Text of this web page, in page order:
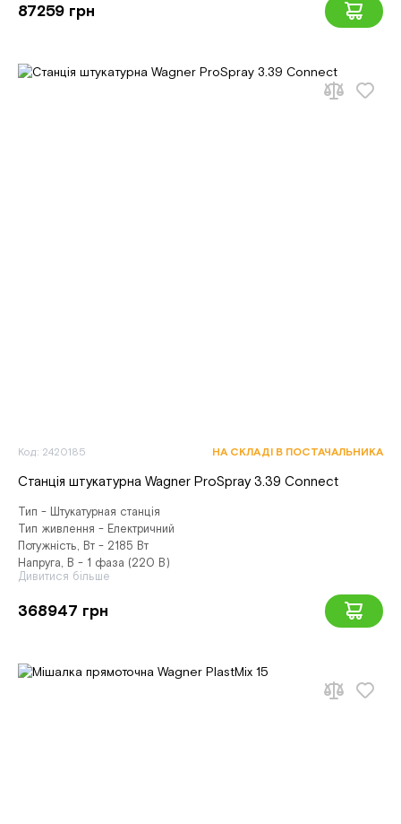
87259 грн
Код: 2420185 НА СКЛАДІ В ПОСТАЧАЛЬНИКА
Станція штукатурна Wagner ProSpray 3.39 Connect
Тип - Штукатурная станція
Тип живлення - Електричний
Потужність, Вт - 2185 Вт
Напруга, В - 1 фаза (220 В)
Дивитися більше
368947 грн